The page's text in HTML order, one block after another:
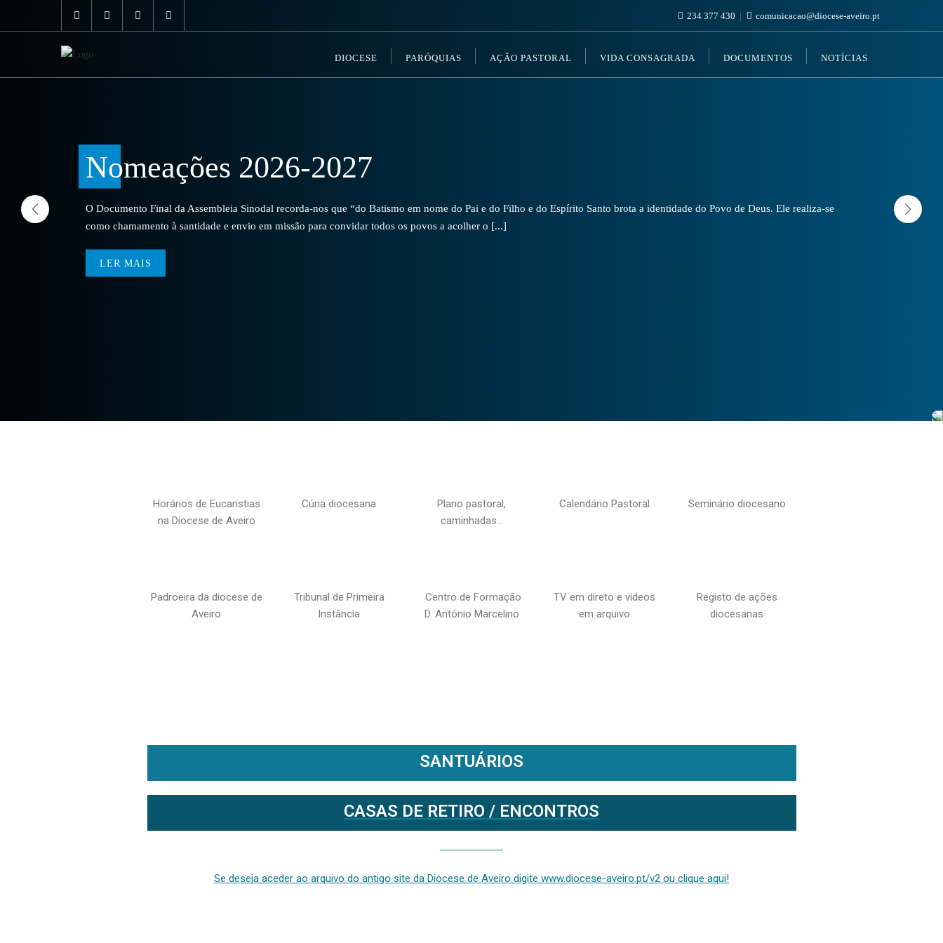
234 377 430 comunicacao@diocese-aveiro.pt
DIOCESE PARÓQUIAS AÇÃO PASTORAL VIDA CONSAGRADA DOCUMENTOS NOTÍCIAS
Nomeações 2026-2027
O Documento Final da Assembleia Sinodal recorda-nos que “do Batismo em nome do Pai e do Filho e do Espírito Santo brota a identidade do Povo de Deus. Ele realiza-se
como chamamento à santidade e envio em missão para convidar todos os povos a acolher o [...]
LER MAIS
Horários de Eucaristias
na Diocese de Aveiro
Cúria diocesana
Plano pastoral,
caminhadas…
Calendário Pastoral Seminário diocesano
Padroeira da diocese de
Aveiro
Tribunal de Primeira
Instância
Centro de Formação
D. António Marcelino
TV em direto e vídeos
em arquivo
Registo de ações
diocesanas
SANTUÁRIOS
CASAS DE RETIRO / ENCONTROS
Se deseja aceder ao arquivo do antigo site da Diocese de Aveiro digite www.diocese-aveiro.pt/v2 ou clique aqui!